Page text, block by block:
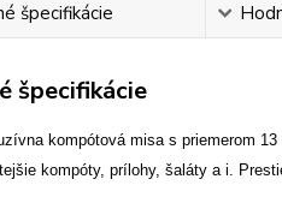
špecifikácie
špecifikácie
kompótová misa s priemerom
kompóty, prílohy, šaláty a i.